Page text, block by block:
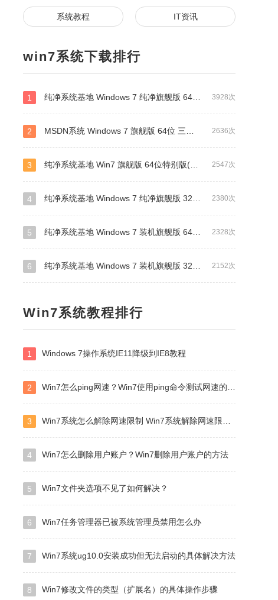
系统教程 IT资讯
win7系统下载排行
3928次
1 纯净系统基地 Windows 7 纯净旗舰版 64位（万能驱动版）
2636次
2 MSDN系统 Windows 7 旗舰版 64位 三版合一 原版系统
2547次
3 纯净系统基地 Win7 旗舰版 64位特别版(支持intel&amd最新硬件)
2380次
4 纯净系统基地 Windows 7 纯净旗舰版 32位（万能驱动版）
2328次
5 纯净系统基地 Windows 7 装机旗舰版 64位（万能驱动版）
2152次
6 纯净系统基地 Windows 7 装机旗舰版 32位（万能驱动版）
Win7系统教程排行
1 Windows 7操作系统IE11降级到IE8教程
2 Win7怎么ping网速？Win7使用ping命令测试网速的方法
3 Win7系统怎么解除网速限制 Win7系统解除网速限制方法
4 Win7怎么删除用户账户？Win7删除用户账户的方法
5 Win7文件夹选项不见了如何解决？
6 Win7任务管理器已被系统管理员禁用怎么办
7 Win7系统ug10.0安装成功但无法启动的具体解决方法
8 Win7修改文件的类型（扩展名）的具体操作步骤